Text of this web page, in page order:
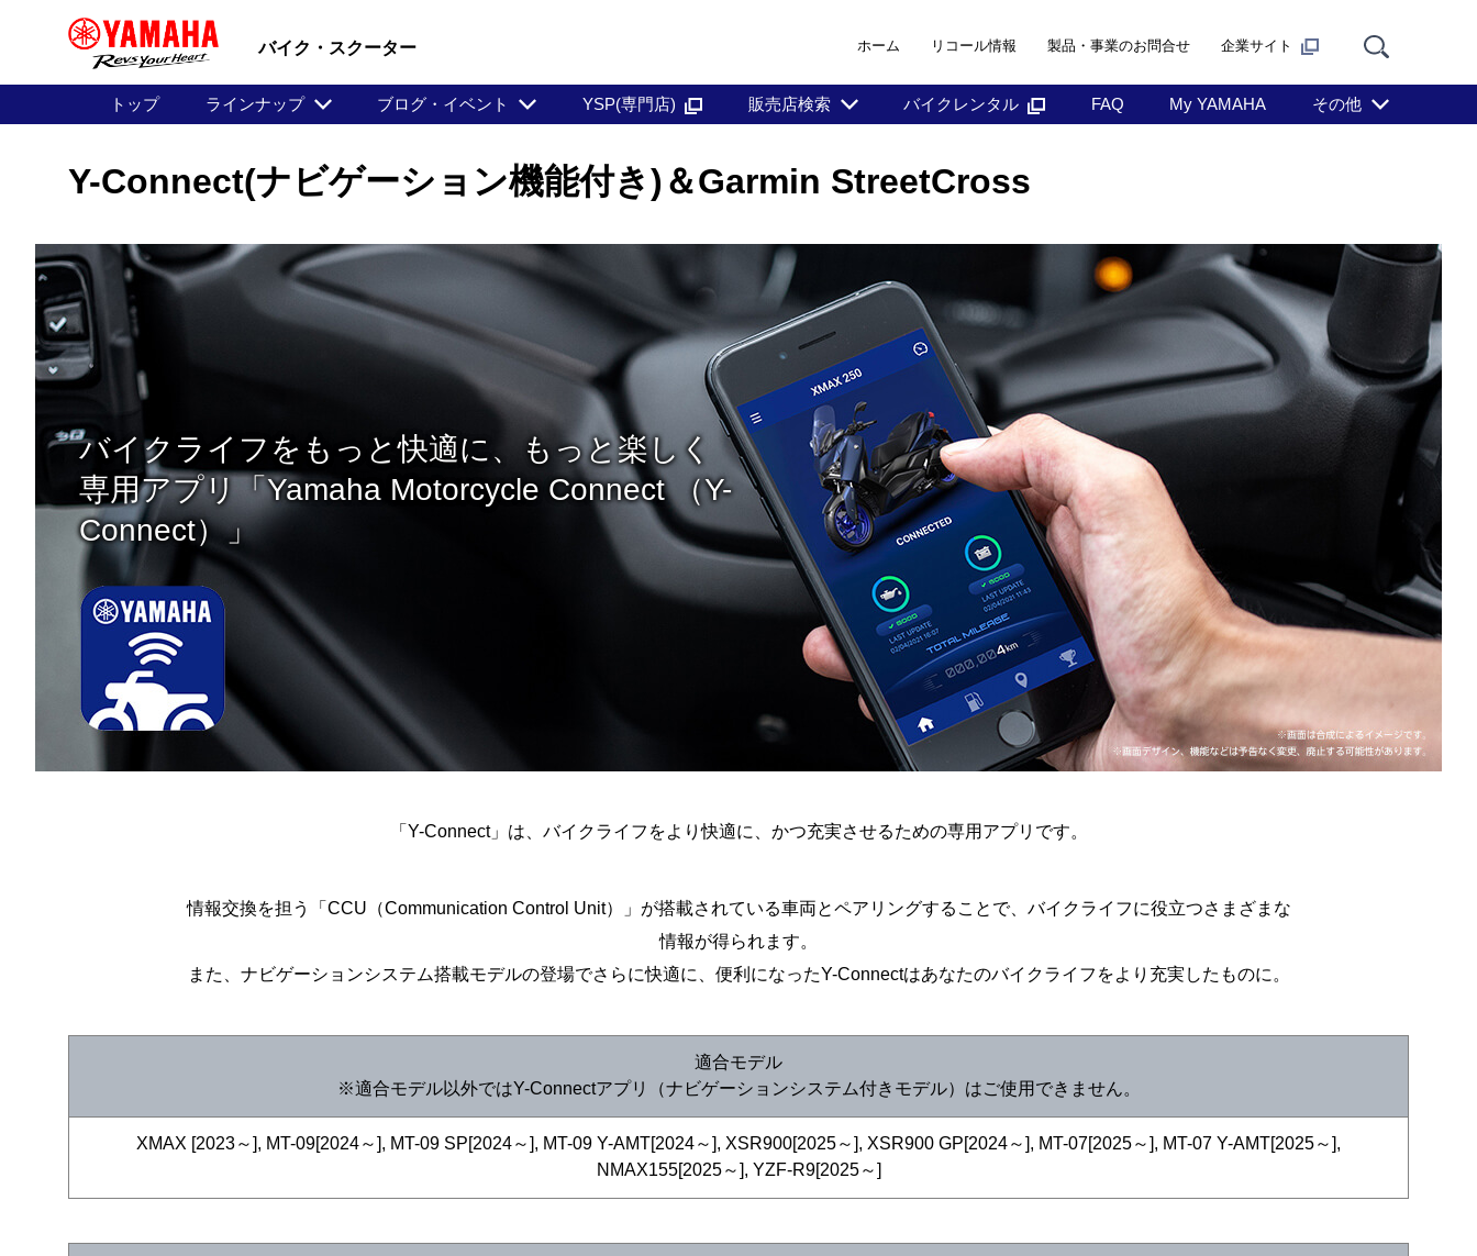
バイク・スクーター ホーム リコール情報 製品・事業のお問合せ 企業サイト
トップ ラインナップ ブログ・イベント YSP(専門店) 販売店検索 バイクレンタル FAQ My YAMAHA その他
Y-Connect(ナビゲーション機能付き)＆Garmin StreetCross
バイクライフをもっと快適に、もっと楽しく
専用アプリ「Yamaha Motorcycle Connect （Y-
Connect）」
「Y-Connect」は、バイクライフをより快適に、かつ充実させるための専用アプリです。
情報交換を担う「CCU（Communication Control Unit）」が搭載されている車両とペアリングすることで、バイクライフに役立つさまざまな
情報が得られます。
また、ナビゲーションシステム搭載モデルの登場でさらに快適に、便利になったY-Connectはあなたのバイクライフをより充実したものに。
適合モデル
※適合モデル以外ではY-Connectアプリ（ナビゲーションシステム付きモデル）はご使用できません。
XMAX [2023～], MT-09[2024～], MT-09 SP[2024～], MT-09 Y-AMT[2024～], XSR900[2025～], XSR900 GP[2024～], MT-07[2025～], MT-07 Y-AMT[2025～],
NMAX155[2025～], YZF-R9[2025～]